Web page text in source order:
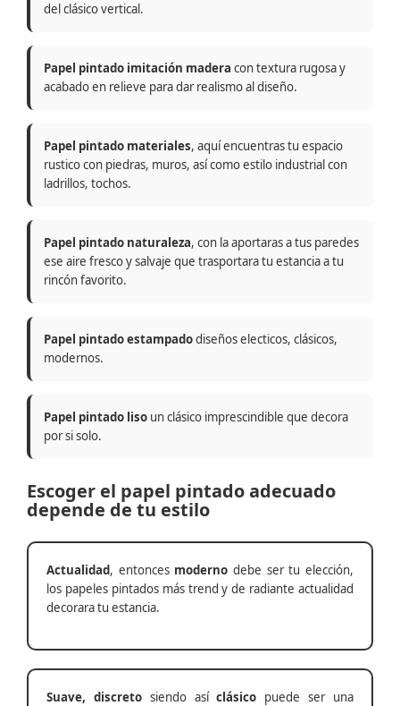
del clásico vertical.
Papel pintado imitación madera con textura rugosa y
acabado en relieve para dar realismo al diseño.
Papel pintado materiales, aquí encuentras tu espacio
rustico con piedras, muros, así como estilo industrial con
ladrillos, tochos.
Papel pintado naturaleza, con la aportaras a tus paredes
ese aire fresco y salvaje que trasportara tu estancia a tu
rincón favorito.
Papel pintado estampadodiseños electicos, clásicos,
modernos.
Papel pintado liso un clásico imprescindible que decora
por si solo.
Escoger el papel pintado adecuado
depende de tu estilo
Actualidad, entonces moderno debe ser tu elección,
los papeles pintados más trend y de radiante actualidad
decorara tu estancia.
Suave, discretosiendo asíclásico puede ser una